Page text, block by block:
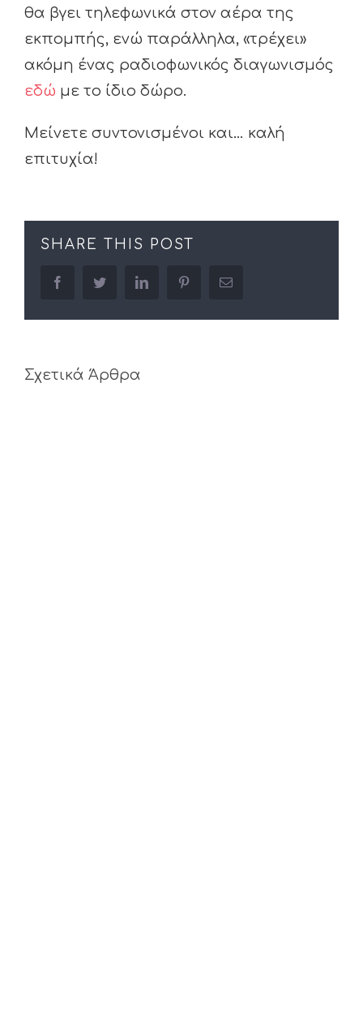
θα βγει τηλεφωνικά στον αέρα της
εκπομπής, ενώ παράλληλα, «τρέχει»
ακόμη ένας ραδιοφωνικός διαγωνισμός
εδώ με το ίδιο δώρο.
Μείνετε συντονισμένοι και… καλή
επιτυχία!
SHARE THIS POST
facebooktwitter linkedin pinterestEmail
Σχετικά Άρθρα